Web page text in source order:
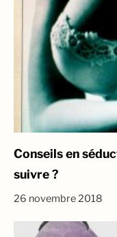
Conseils en
suivre ?
26 novembre 2018